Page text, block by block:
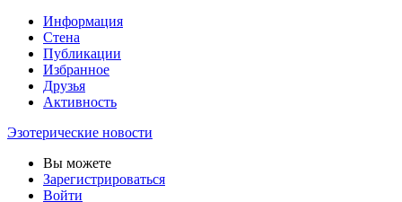
Информация
Стена
Публикации
Избранное
Друзья
Активность
Эзотерические новости
Вы можете
Зарегистрироваться
Войти